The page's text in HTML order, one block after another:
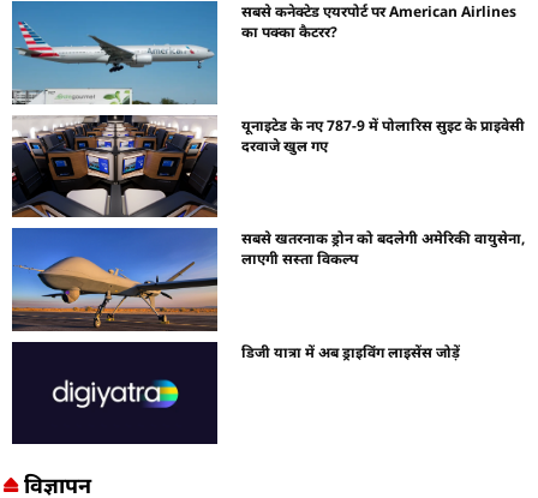
सबसे कनेक्टेड एयरपोर्ट पर American Airlines
का पक्का कैटरर?
यूनाइटेड के नए 787-9 में पोलारिस सुइट के प्राइवेसी
दरवाजे खुल गए
सबसे खतरनाक ड्रोन को बदलेगी अमेरिकी वायुसेना,
लाएगी सस्ता विकल्प
डिजी यात्रा में अब ड्राइविंग लाइसेंस जोड़ें
विज्ञापन